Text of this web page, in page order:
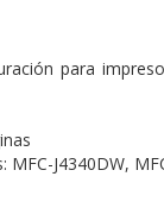
para
J4340DW,